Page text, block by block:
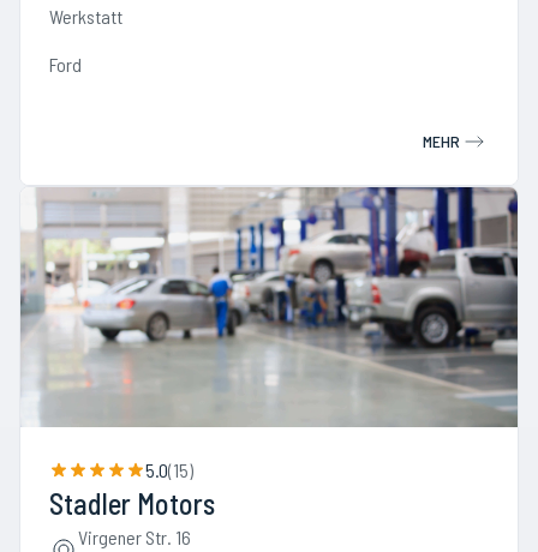
Werkstatt
Ford
MEHR
5.0(15)
Stadler Motors
Virgener Str. 16